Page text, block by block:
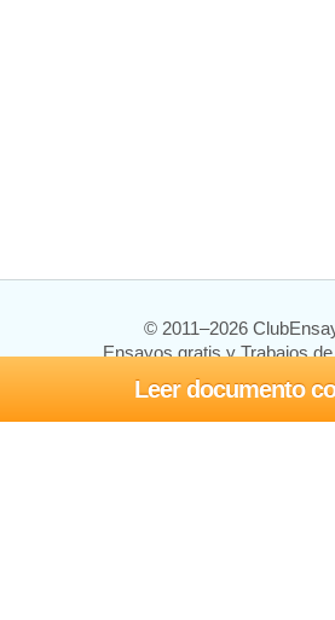
Leer documento
© 2011–2026
Ensayos gratis y Trabajos